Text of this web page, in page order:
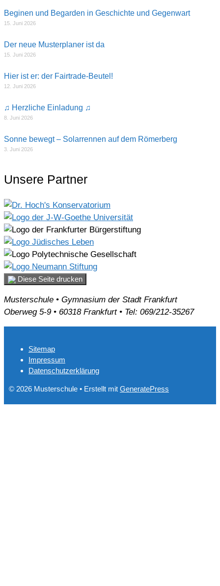
Beginen und Begarden in Geschichte und Gegenwart
15. Juni 2026
Der neue Musterplaner ist da
15. Juni 2026
Hier ist er: der Fairtrade-Beutel!
12. Juni 2026
♫ Herzliche Einladung ♫
8. Juni 2026
Sonne bewegt – Solarrennen auf dem Römerberg
3. Juni 2026
Unsere Partner
Diese Seite drucken
Musterschule • Gymnasium der Stadt Frankfurt
Oberweg 5-9 • 60318 Frankfurt • Tel: 069/212-35267
Sitemap
Impressum
Datenschutzerklärung
© 2026 Musterschule • Erstellt mit GeneratePress